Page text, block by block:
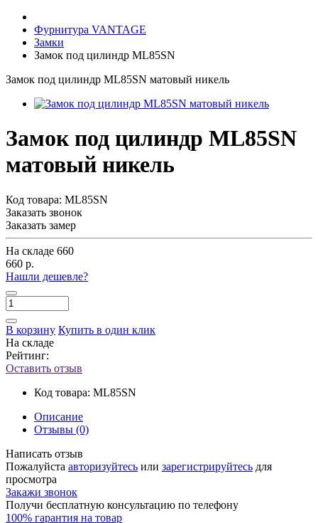
Фурнитура VANTAGE
Замки
Замок под цилиндр ML85SN
Замок под цилиндр ML85SN матовый никель
Замок под цилиндр ML85SN
матовый никель
Код товара: ML85SN
Заказать звонок
Заказать замер
На складе 660
660 р.
Нашли дешевле?
В корзину Купить в один клик
На складе
Рейтинг:
Оставить отзыв
Код товара: ML85SN
Описание
Отзывы (0)
Написать отзыв
Пожалуйста авторизуйтесь или зарегистрируйтесь для
просмотра
Закажи звонок
Получи бесплатную консультацию по телефону
100% гарантия на товар